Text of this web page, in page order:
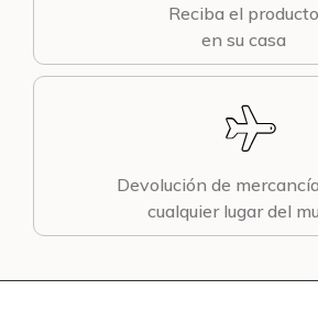
Reciba el producto
en su casa
Devolución de
cualquier lugar del